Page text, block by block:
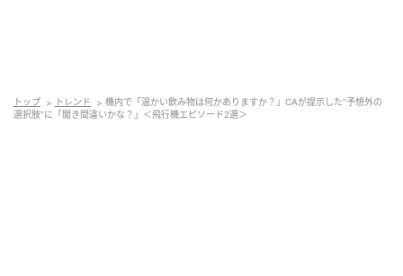
トップ トレンド
機内で「温かい飲み物は何かありますか？」CAが提示した“予想外の
選択肢”に「聞き間違いかな？」＜飛行機エピソード2選＞